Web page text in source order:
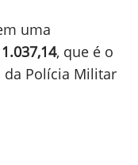
uma
, que é o
da Polícia Militar